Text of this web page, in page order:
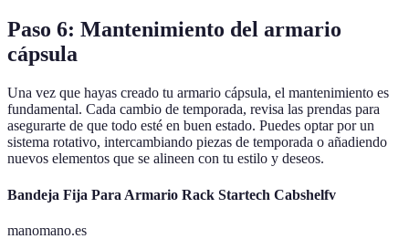
Paso 6: Mantenimiento del armario
cápsula
Una vez que hayas creado tu armario cápsula, el mantenimiento es
fundamental. Cada cambio de temporada, revisa las prendas para
asegurarte de que todo esté en buen estado. Puedes optar por un
sistema rotativo, intercambiando piezas de temporada o añadiendo
nuevos elementos que se alineen con tu estilo y deseos.
Bandeja Fija Para Armario Rack Startech Cabshelfv
manomano.es